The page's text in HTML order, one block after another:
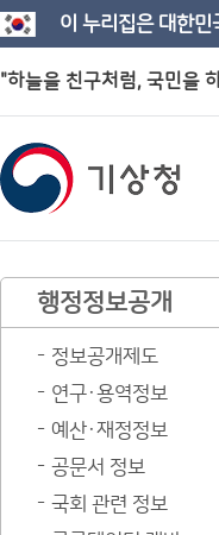
이 누리집은 대한민
"하늘을 친구처럼, 국민을
행정정보공개
정보공개제도
연구·용역정보
예산·재정정보
공문서 정보
국회 관련 정보